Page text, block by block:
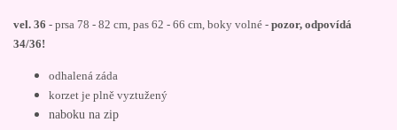
vel. 36 - prsa 78 - 82 cm, pas 62 - 66 cm, boky volné - pozor, odpovídá
34/36!
odhalená záda
korzet je plně vyztužený
naboku na zip